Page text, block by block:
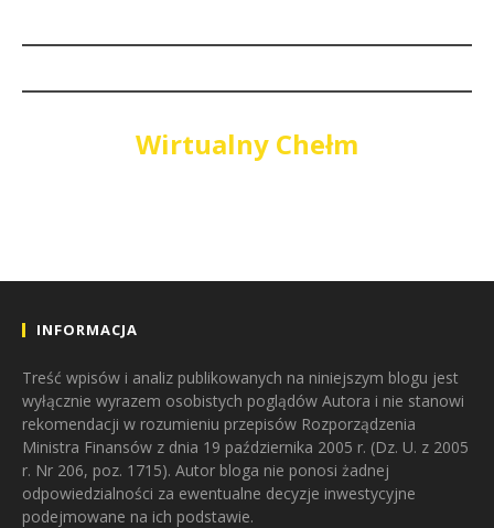
Wirtualny Chełm
INFORMACJA
Treść wpisów i analiz publikowanych na niniejszym blogu jest
wyłącznie wyrazem osobistych poglądów Autora i nie stanowi
rekomendacji w rozumieniu przepisów Rozporządzenia
Ministra Finansów z dnia 19 października 2005 r. (Dz. U. z 2005
r. Nr 206, poz. 1715). Autor bloga nie ponosi żadnej
odpowiedzialności za ewentualne decyzje inwestycyjne
podejmowane na ich podstawie.